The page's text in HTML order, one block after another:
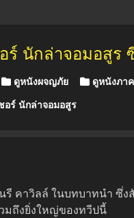
อร์ นักล่าจอมอสูร
ดูหนังผจญภัย ดูหนังภา
อร์ นักล่าจอมอสูร
นรี คาวิลล์ ในบทบาทนำ
มถึงยิ่งใหญ่ของทวีปนี้